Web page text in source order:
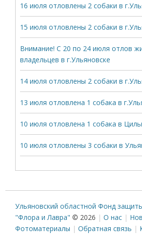
16 июля отловлены 2 собаки в
15 июля отловлены 2 собаки в
Внимание! С 20 по 24 июля отлов
владельцев в г.Ульяновске
14 июля отловлены 2 собаки в
13 июля отловлена 1 собака в
10 июля отловлена 1 собака в
10 июля отловлены 3 собаки в
Ульяновский областной Фонд
"Флора и Лавра" © 2026 О нас
Фотоматериалы
Обратная связь